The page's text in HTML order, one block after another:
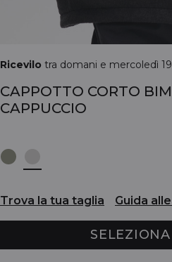
Ricevilo tra domani e mercoledì 19
CAPPOTTO CORTO
CAPPUCCIO
Trova la tua taglia Guida